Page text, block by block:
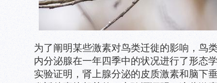
为了阐明某些激素对鸟类迁徙的影响，鸟
内分泌腺在一年四季中的状况进行了形态
实验证明，肾上腺分泌的皮质激素和脑下